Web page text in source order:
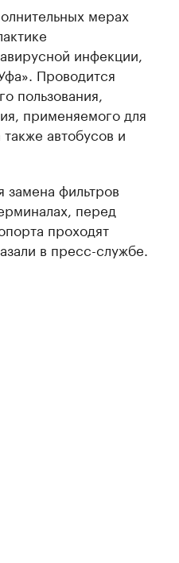
мерах
инфекции,
Проводится
пользования,
применяемого для
автобусов и
замена фильтров
перед
проходят
в пресс-службе.